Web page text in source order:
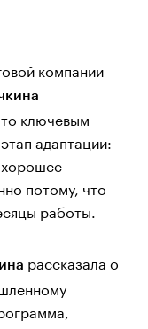
компании
ключевым
адаптации:
потому, что
работы.
рассказала о